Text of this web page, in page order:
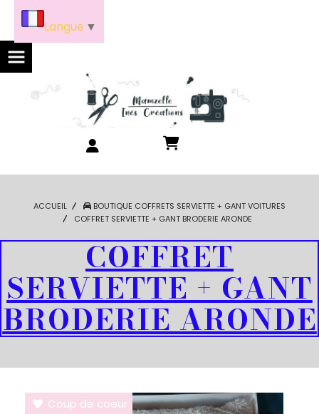
ACCUEIL
BOUTIQUE COFFRETS SERVIETTE + GANT VOITURES
COFFRET SERVIETTE + GANT BRODERIE ARONDE
COFFRET
SERVIETTE + GANT
BRODERIE ARONDE
Coup de coeur
Langue ▼